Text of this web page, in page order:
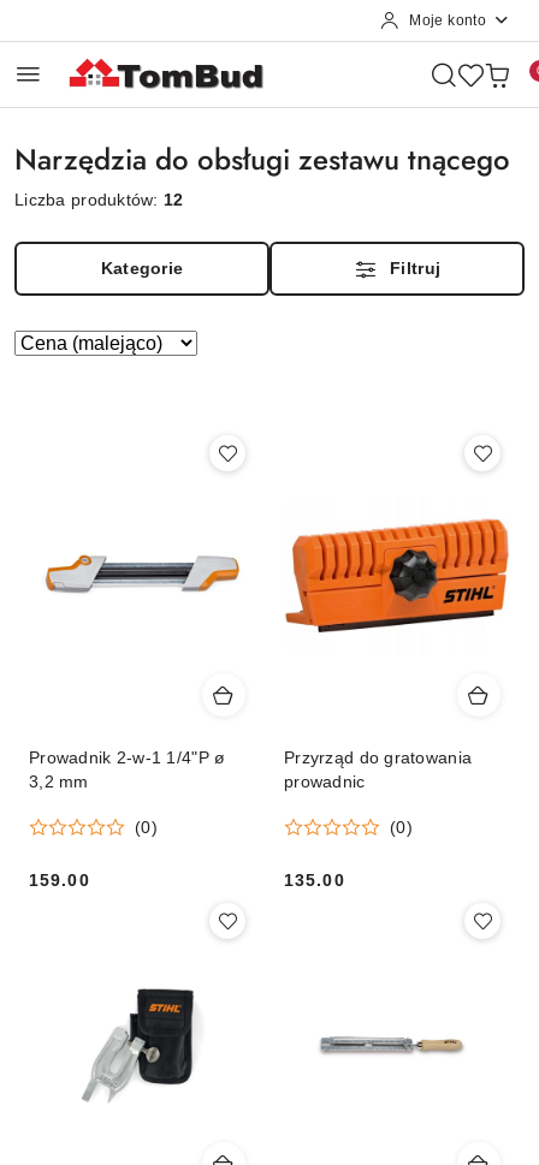
Moje konto
Narzędzia do obsługi zestawu tnącego
Liczba produktów: 12
Kategorie Filtruj
Zastosowano
Sortuj
Prowadnik 2-w-1 1/4"P ø
3,2 mm
(0)
159.00
Przyrząd do gratowania
prowadnic
(0)
135.00